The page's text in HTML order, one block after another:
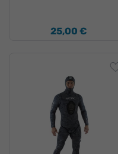
25,00 €